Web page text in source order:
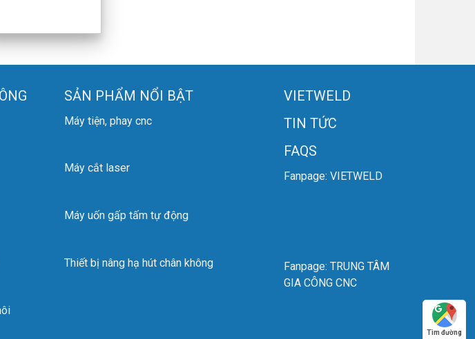
SẢN PHẨM NỔI BẬT
Máy tiện, phay cnc
Máy cắt laser
Máy uốn gấp tấm tự động
Thiết bị nâng hạ hút chân không
VIETWELD
TIN TỨC
FAQS
Fanpage: VIETWELD
Fanpage: TRUNG TÂM
GIA CÔNG CNC
Tìm đường